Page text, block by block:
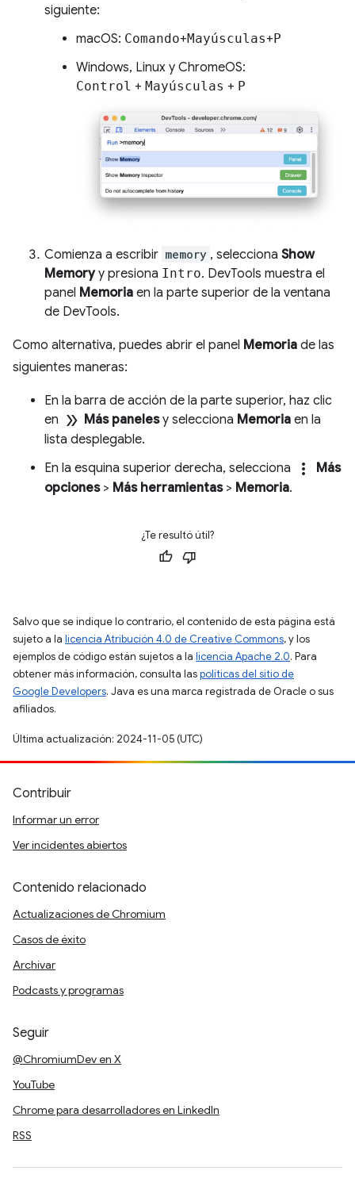
siguiente:
macOS: Comando+Mayúsculas+P
Windows, Linux y ChromeOS:
Control + Mayúsculas + P
Comienza a escribir memory , selecciona Show
Memoryy presiona Intro. DevTools muestra el
panel Memoria en la parte superior de la ventana
de DevTools.
Como alternativa, puedes abrir el panel Memoria de las
siguientes maneras:
En la barra de acción de la parte superior, haz clic
en double_arrow Más panelesy selecciona Memoria en la
lista desplegable.
En la esquina superior derecha, selecciona
more_vert
Más
opciones> Más herramientas> Memoria.
¿Te resultó útil?
Salvo que se indique lo contrario, el contenido de esta página está
sujeto a la licencia Atribución 4.0 de Creative Commons, y los
ejemplos de código están sujetos a la licencia Apache 2.0. Para
obtener más información, consulta laspolíticas del sitio de
Google Developers. Java es una marca registrada de Oracle o sus
afiliados.
Última actualización: 2024-11-05 (UTC)
Contribuir
Informar un error
Ver incidentes abiertos
Contenido relacionado
Actualizaciones de Chromium
Casos de éxito
Archivar
Podcasts y programas
Seguir
@ChromiumDev en X
YouTube
Chrome para desarrolladores en LinkedIn
RSS